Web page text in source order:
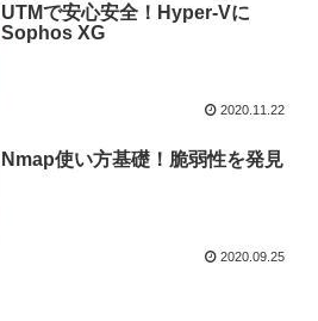
UTMで安心安全！Hyper-Vに
Sophos XG
2020.11.22
Nmap使い方基礎！脆弱性を発見
2020.09.25